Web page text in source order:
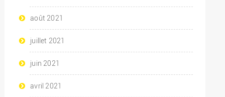
août 2021
juillet 2021
juin 2021
avril 2021